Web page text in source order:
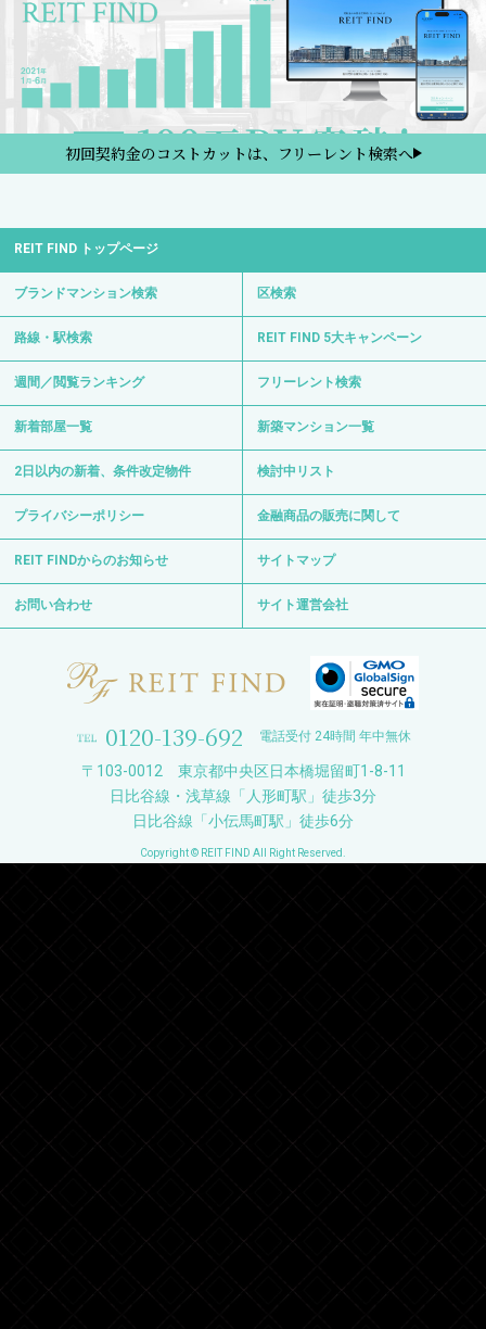
初回契約金のコストカットは、フリーレント検索へ
REIT FIND トップページ
ブランドマンション検索 区検索
路線・駅検索 REIT FIND 5大キャンペーン
週間／閲覧ランキング フリーレント検索
新着部屋一覧 新築マンション一覧
2日以内の新着、条件改定物件 検討中リスト
プライバシーポリシー 金融商品の販売に関して
REIT FINDからのお知らせ サイトマップ
お問い合わせ サイト運営会社
0120-139-692 電話受付 24時間 年中無休
〒103-0012 東京都中央区日本橋堀留町1-8-11
日比谷線・浅草線「人形町駅」徒歩3分
日比谷線「小伝馬町駅」徒歩6分
Copyright © REIT FIND All Right Reserved.